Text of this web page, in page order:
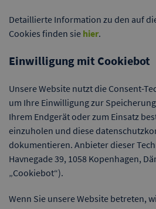
Detaillierte Information zu den auf
Cookies finden sie hier.
Einwilligung mit Cookiebot
Unsere Website nutzt die Consent-
um Ihre Einwilligung zur
Ihrem Endgerät oder zum Einsatz
einzuholen und diese
dokumentieren. Anbieter dieser
Havnegade 39, 1058 Kopenhagen,
„Cookiebot“).
Wenn Sie unsere Website betreten,